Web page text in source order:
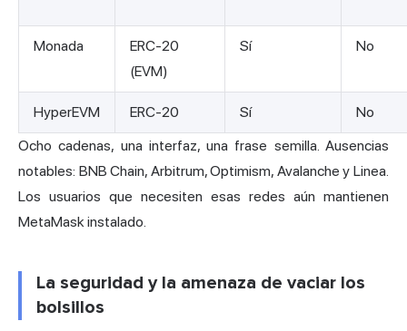
Monada
ERC-20
(EVM)
Sí No
HyperEVM ERC-20 Sí
No
Ocho cadenas, una interfaz, una frase semilla. Ausencias
notables: BNB Chain, Arbitrum, Optimism, Avalanche y Linea.
Los usuarios que necesiten esas redes aún mantienen
MetaMask instalado.
La seguridad y la amenaza de vaciar los
bolsillos